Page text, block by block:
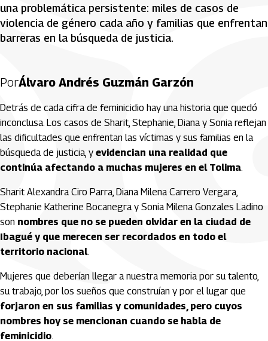
una problemática persistente: miles de casos de
violencia de género cada año y familias que enfrentan
barreras en la búsqueda de justicia.
PorÁlvaro Andrés Guzmán Garzón
Detrás de cada cifra de feminicidio hay una historia que quedó
inconclusa. Los casos de Sharit, Stephanie, Diana y Sonia reflejan
las dificultades que enfrentan las víctimas y sus familias en la
búsqueda de justicia, y evidencian una realidad que
continúa afectando a muchas mujeres en el Tolima.
Sharit Alexandra Ciro Parra, Diana Milena Carrero Vergara,
Stephanie Katherine Bocanegra y Sonia Milena Gonzales Ladino
son nombres que no se pueden olvidar en la ciudad de
Ibagué y que merecen ser recordados en todo el
territorio nacional.
Mujeres que deberían llegar a nuestra memoria por su talento,
su trabajo, por los sueños que construían y por el lugar que
forjaron en sus familias y comunidades, pero cuyos
nombres hoy se mencionan cuando se habla de
feminicidio.